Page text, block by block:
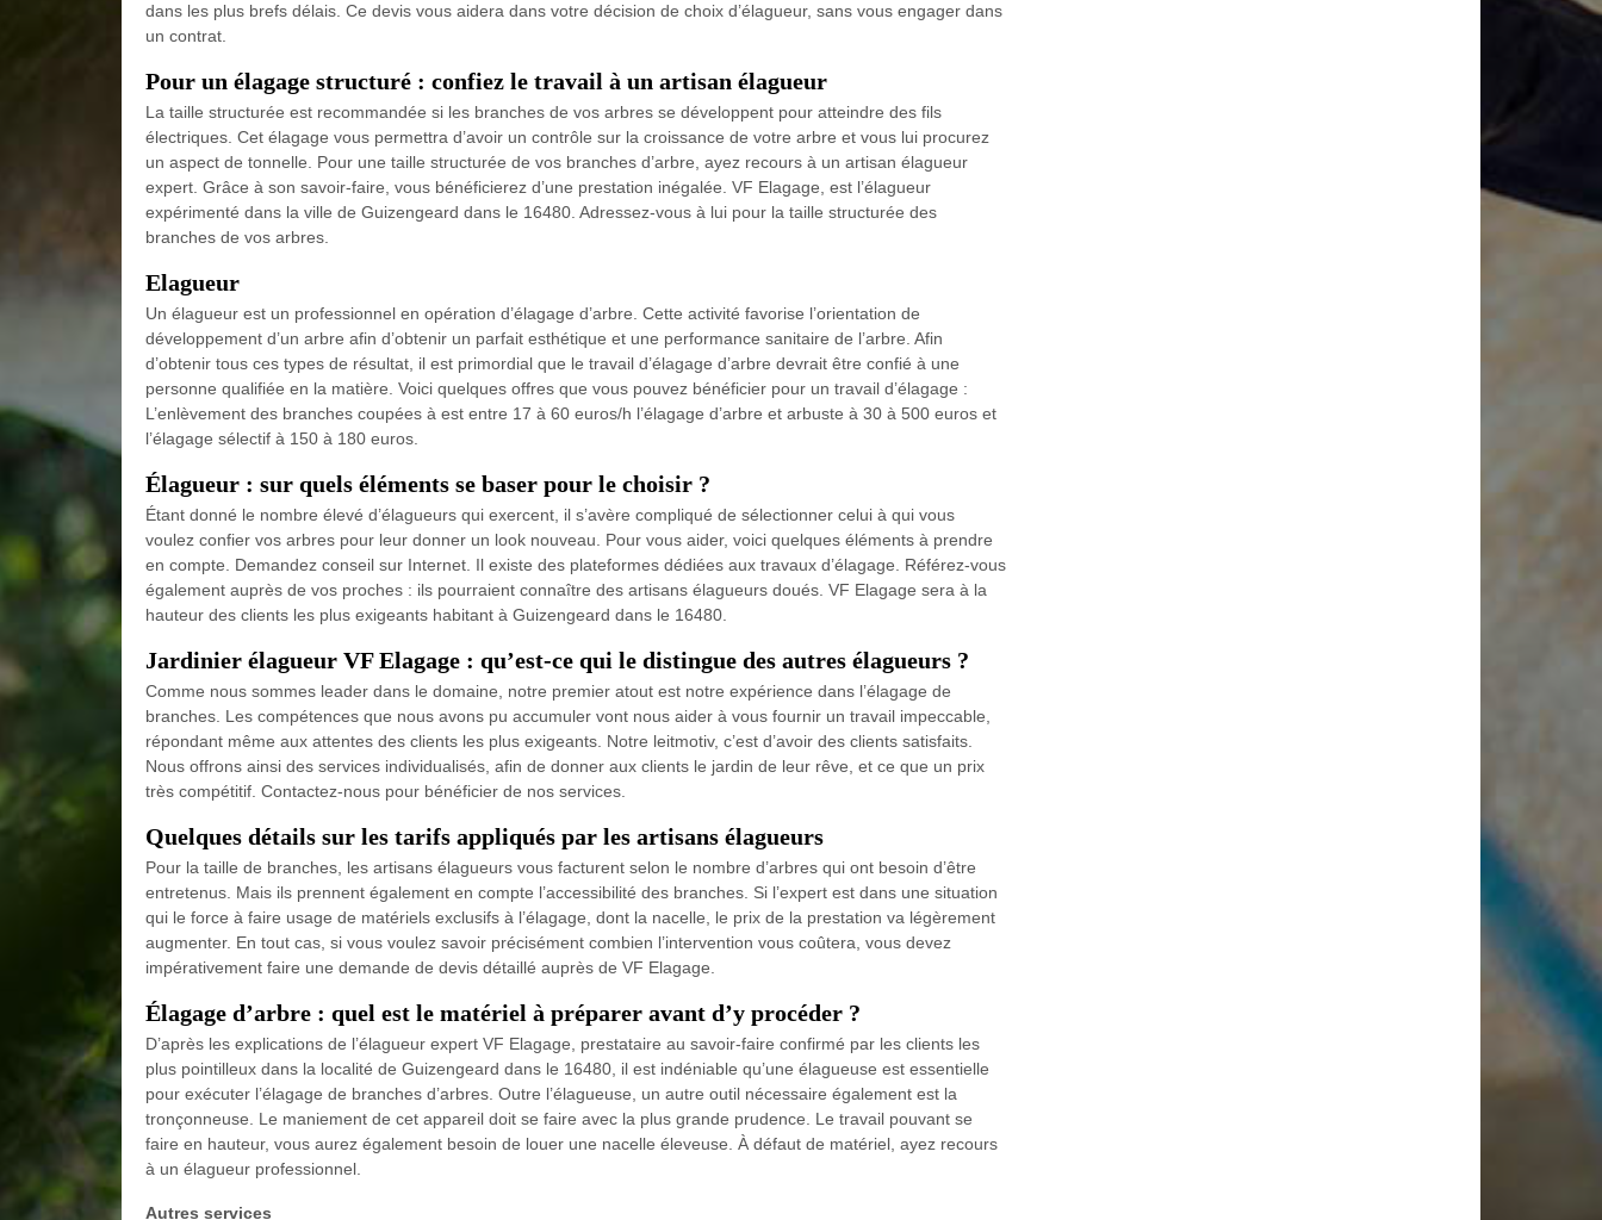
dans les plus brefs délais. Ce devis vous aidera dans votre décision de choix d’élagueur, sans vous engager dans
un contrat.
Pour un élagage structuré : confiez le travail à un artisan élagueur
La taille structurée est recommandée si les branches de vos arbres se développent pour atteindre des fils
électriques. Cet élagage vous permettra d’avoir un contrôle sur la croissance de votre arbre et vous lui procurez
un aspect de tonnelle. Pour une taille structurée de vos branches d’arbre, ayez recours à un artisan élagueur
expert. Grâce à son savoir-faire, vous bénéficierez d’une prestation inégalée. VF Elagage, est l’élagueur
expérimenté dans la ville de Guizengeard dans le 16480. Adressez-vous à lui pour la taille structurée des
branches de vos arbres.
Elagueur
Un élagueur est un professionnel en opération d’élagage d’arbre. Cette activité favorise l’orientation de
développement d’un arbre afin d’obtenir un parfait esthétique et une performance sanitaire de l’arbre. Afin
d’obtenir tous ces types de résultat, il est primordial que le travail d’élagage d’arbre devrait être confié à une
personne qualifiée en la matière. Voici quelques offres que vous pouvez bénéficier pour un travail d’élagage :
L’enlèvement des branches coupées à est entre 17 à 60 euros/h l’élagage d’arbre et arbuste à 30 à 500 euros et
l’élagage sélectif à 150 à 180 euros.
Élagueur : sur quels éléments se baser pour le choisir ?
Étant donné le nombre élevé d’élagueurs qui exercent, il s’avère compliqué de sélectionner celui à qui vous
voulez confier vos arbres pour leur donner un look nouveau. Pour vous aider, voici quelques éléments à prendre
en compte. Demandez conseil sur Internet. Il existe des plateformes dédiées aux travaux d’élagage. Référez-vous
également auprès de vos proches : ils pourraient connaître des artisans élagueurs doués. VF Elagage sera à la
hauteur des clients les plus exigeants habitant à Guizengeard dans le 16480.
Jardinier élagueur VF Elagage : qu’est-ce qui le distingue des autres élagueurs ?
Comme nous sommes leader dans le domaine, notre premier atout est notre expérience dans l’élagage de
branches. Les compétences que nous avons pu accumuler vont nous aider à vous fournir un travail impeccable,
répondant même aux attentes des clients les plus exigeants. Notre leitmotiv, c’est d’avoir des clients satisfaits.
Nous offrons ainsi des services individualisés, afin de donner aux clients le jardin de leur rêve, et ce que un prix
très compétitif. Contactez-nous pour bénéficier de nos services.
Quelques détails sur les tarifs appliqués par les artisans élagueurs
Pour la taille de branches, les artisans élagueurs vous facturent selon le nombre d’arbres qui ont besoin d’être
entretenus. Mais ils prennent également en compte l’accessibilité des branches. Si l’expert est dans une situation
qui le force à faire usage de matériels exclusifs à l’élagage, dont la nacelle, le prix de la prestation va légèrement
augmenter. En tout cas, si vous voulez savoir précisément combien l’intervention vous coûtera, vous devez
impérativement faire une demande de devis détaillé auprès de VF Elagage.
Élagage d’arbre : quel est le matériel à préparer avant d’y procéder ?
D’après les explications de l’élagueur expert VF Elagage, prestataire au savoir-faire confirmé par les clients les
plus pointilleux dans la localité de Guizengeard dans le 16480, il est indéniable qu’une élagueuse est essentielle
pour exécuter l’élagage de branches d’arbres. Outre l’élagueuse, un autre outil nécessaire également est la
tronçonneuse. Le maniement de cet appareil doit se faire avec la plus grande prudence. Le travail pouvant se
faire en hauteur, vous aurez également besoin de louer une nacelle éleveuse. À défaut de matériel, ayez recours
à un élagueur professionnel.
Autres services